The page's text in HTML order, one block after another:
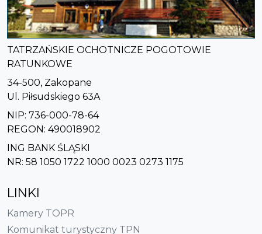
TATRZAŃSKIE OCHOTNICZE POGOTOWIE
RATUNKOWE
34-500, Zakopane
Ul. Piłsudskiego 63A
NIP: 736-000-78-64
REGON: 490018902
ING BANK ŚLĄSKI
NR: 58 1050 1722 1000 0023 0273 1175
LINKI
Kamery TOPR
Komunikat turystyczny TPN